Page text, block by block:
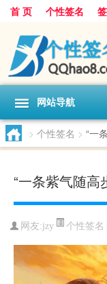
首 页 个性签名
网站导航
> 个性签名 > “一
“一条紫气随高
网友:jzy 个性签名